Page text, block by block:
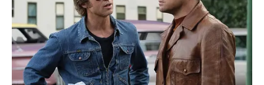
Συναγερμός σήμανε στο Πυροσβεστικό
κλιμάκιο Κύμης αργά το απόγευμα της
Κυριακής 15 Σεπτεμβρίου 2024 για έναν
29χρονο και μια 26χρονη.